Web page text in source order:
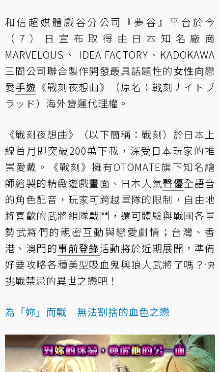
和信超媒體戲谷分公司『夢谷』平台於今
（7）日宣布取得由日本知名廠商
MARVELOUS、 IDEA FACTORY、KADOKAWA
三間公司聯合製作開發最具話題性的女性向戀
愛手遊 《戰刻夜想曲》（原名：戦刻ナイトブ
ラッド）海外營運代理權。
《戰刻夜想曲》（以下簡稱：戰刻）於日本上
線首月即突破200萬下載，深受日本玩家的推
崇愛戴。《戰刻》擁有OTOMATE旗下知名繪
師繪製的精緻遊戲畫面、日本人氣聲優全語音
的角色配音，玩家可跨越軍隊的限制，自由地
將喜歡的武將組隊戰鬥，還可體驗與戰國各軍
勢武將們的親密互動與戀愛劇情；台灣、香
港、澳門的事前登錄活動將於近期展開，準備
好要攻略各種美型吸血鬼與狼人武將了嗎？快
挑戰禁忌的異世之戀吧！
為「妳」而戰 無法割捨的血色之戀